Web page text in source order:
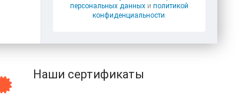
персональных данных и политикой
конфиденциальности.
Наши сертификаты